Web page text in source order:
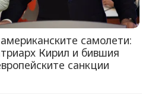
самолети:
Кирил и бившия
санкции